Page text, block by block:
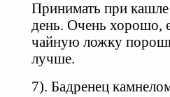
Принимать при
день. Очень хорошо,
чайную ложку
лучше.
7). Бадренец